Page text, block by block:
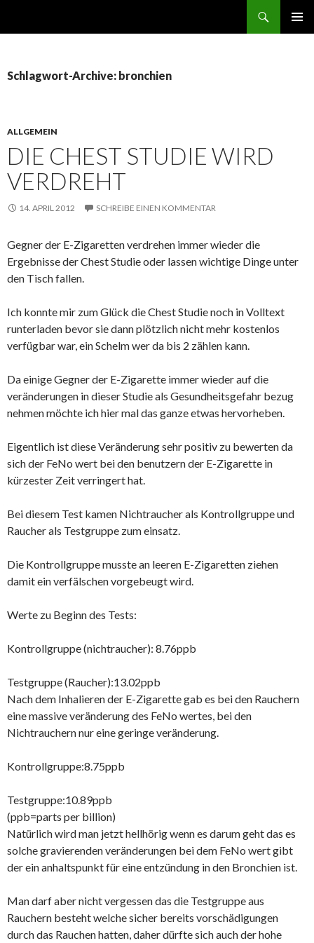
Schlagwort-Archive: bronchien
ALLGEMEIN
DIE CHEST STUDIE WIRD
VERDREHT
14. APRIL 2012 SCHREIBE EINEN KOMMENTAR
Gegner der E-Zigaretten verdrehen immer wieder die
Ergebnisse der Chest Studie oder lassen wichtige Dinge unter
den Tisch fallen.
Ich konnte mir zum Glück die Chest Studie noch in Volltext
runterladen bevor sie dann plötzlich nicht mehr kostenlos
verfügbar war, ein Schelm wer da bis 2 zählen kann.
Da einige Gegner der E-Zigarette immer wieder auf die
veränderungen in dieser Studie als Gesundheitsgefahr bezug
nehmen möchte ich hier mal das ganze etwas hervorheben.
Eigentlich ist diese Veränderung sehr positiv zu bewerten da
sich der FeNo wert bei den benutzern der E-Zigarette in
kürzester Zeit verringert hat.
Bei diesem Test kamen Nichtraucher als Kontrollgruppe und
Raucher als Testgruppe zum einsatz.
Die Kontrollgruppe musste an leeren E-Zigaretten ziehen
damit ein verfälschen vorgebeugt wird.
Werte zu Beginn des Tests:
Kontrollgruppe (nichtraucher): 8.76ppb
Testgruppe (Raucher):13.02ppb
Nach dem Inhalieren der E-Zigarette gab es bei den Rauchern
eine massive veränderung des FeNo wertes, bei den
Nichtrauchern nur eine geringe veränderung.
Kontrollgruppe:8.75ppb
Testgruppe:10.89ppb
(ppb=parts per billion)
Natürlich wird man jetzt hellhörig wenn es darum geht das es
solche gravierenden veränderungen bei dem FeNo wert gibt
der ein anhaltspunkt für eine entzündung in den Bronchien ist.
Man darf aber nicht vergessen das die Testgruppe aus
Rauchern besteht welche sicher bereits vorschädigungen
durch das Rauchen hatten, daher dürfte sich auch der hohe